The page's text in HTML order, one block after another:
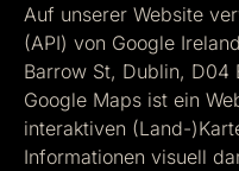
Auf unserer Website
(API) von Google
Barrow St, Dublin, D04
Google Maps ist ein
interaktiven (Land-
Informationen visuell